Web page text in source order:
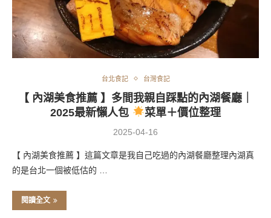
台北食記 台灣食記
【 內湖美食推薦 】多間我親自踩點的內湖餐廳｜
2025最新懶人包
菜單＋價位整理
2025-04-16
【 內湖美食推薦 】這篇文章是我自己吃過的內湖餐廳整理內湖真
的是台北一個被低估的 …
閱讀全文